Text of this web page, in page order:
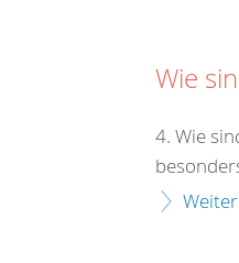
Wie
4. Wie